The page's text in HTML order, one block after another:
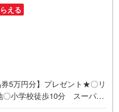
える
5万円分】プレゼント★〇リ
小学校徒歩10分 スーパー